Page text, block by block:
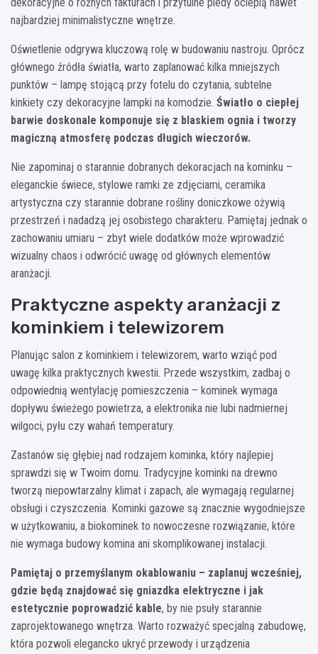
dekoracyjne o różnych fakturach i przytulne pledy ocieplą nawet
najbardziej minimalistyczne wnętrze.
Oświetlenie odgrywa kluczową rolę w budowaniu nastroju. Oprócz
głównego źródła światła, warto zaplanować kilka mniejszych
punktów – lampę stojącą przy fotelu do czytania, subtelne
kinkiety czy dekoracyjne lampki na komodzie. Światło o ciepłej
barwie doskonale komponuje się z blaskiem ognia i tworzy
magiczną atmosferę podczas długich wieczorów.
Nie zapominaj o starannie dobranych dekoracjach na kominku –
eleganckie świece, stylowe ramki ze zdjęciami, ceramika
artystyczna czy starannie dobrane rośliny doniczkowe ożywią
przestrzeń i nadadzą jej osobistego charakteru. Pamiętaj jednak o
zachowaniu umiaru – zbyt wiele dodatków może wprowadzić
wizualny chaos i odwrócić uwagę od głównych elementów
aranżacji.
Praktyczne aspekty aranżacji z
kominkiem i telewizorem
Planując salon z kominkiem i telewizorem, warto wziąć pod
uwagę kilka praktycznych kwestii. Przede wszystkim, zadbaj o
odpowiednią wentylację pomieszczenia – kominek wymaga
dopływu świeżego powietrza, a elektronika nie lubi nadmiernej
wilgoci, pyłu czy wahań temperatury.
Zastanów się głębiej nad rodzajem kominka, który najlepiej
sprawdzi się w Twoim domu. Tradycyjne kominki na drewno
tworzą niepowtarzalny klimat i zapach, ale wymagają regularnej
obsługi i czyszczenia. Kominki gazowe są znacznie wygodniejsze
w użytkowaniu, a biokominek to nowoczesne rozwiązanie, które
nie wymaga budowy komina ani skomplikowanej instalacji.
Pamiętaj o przemyślanym okablowaniu – zaplanuj wcześniej,
gdzie będą znajdować się gniazdka elektryczne i jak
estetycznie poprowadzić kable, by nie psuły starannie
zaprojektowanego wnętrza. Warto rozważyć specjalną zabudowę,
która pozwoli elegancko ukryć przewody i urządzenia